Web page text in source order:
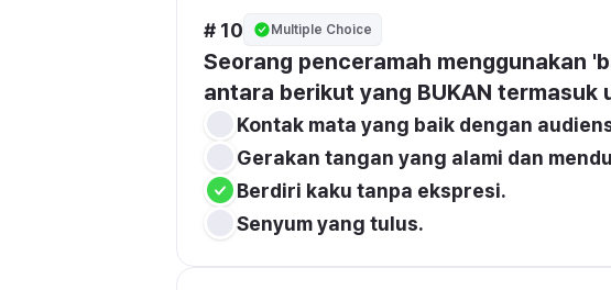
# 10 Multiple Choice
Seorang penceramah menggunakan
antara berikut yang BUKAN
Kontak mata yang baik dengan
Gerakan tangan yang alami dan
Berdiri kaku tanpa ekspresi.
Senyum yang tulus.